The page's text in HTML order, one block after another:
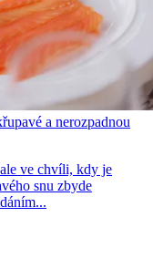
a nerozpadnou
ve chvíli, kdy je
snu zbyde